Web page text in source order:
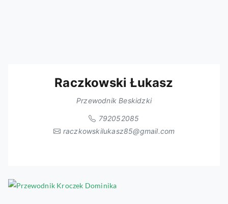
Raczkowski Łukasz
Przewodnik Beskidzki
792052085
raczkowskilukasz85@gmail.com